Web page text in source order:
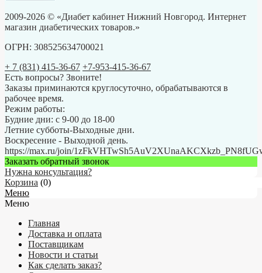
2009-2026 © «Диабет кабинет Нижний Новгород. Интернет
магазин диабетических товаров.»
ОГРН: 308525634700021
+ 7 (831) 415-36-67 +7-953-415-36-67
Есть вопросы? Звоните!
Заказы приминаются круглосуточно, обрабатываются в
рабочее время.
Режим работы:
Будние дни: с 9-00 до 18-00
Летние субботы-Выходные дни.
Воскресение - Выходной день.
https://max.ru/join/
Заказать обратный звонок
Нужна консультация?
Корзина (0)
Меню
Меню
Главная
Доставка и оплата
Поставщикам
Новости и статьи
Как сделать заказ?